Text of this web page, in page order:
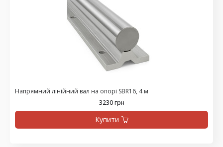
Напрямний лінійний вал на опорі SBR16, 4 м
3230 грн
Купити